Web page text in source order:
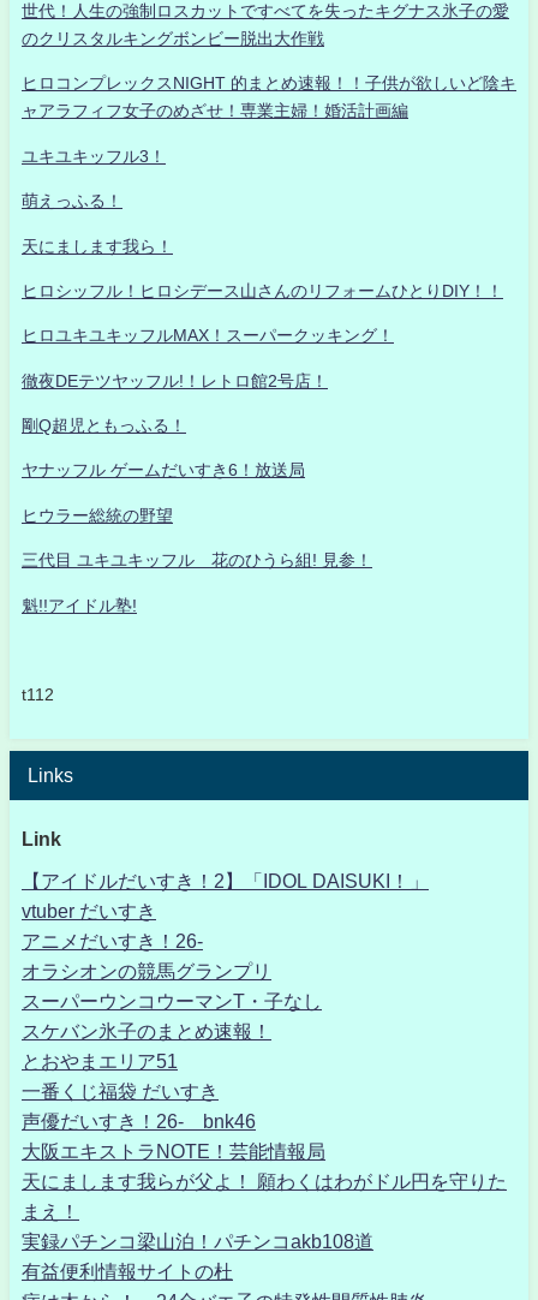
世代！人生の強制ロスカットですべてを失ったキグナス氷子の愛
のクリスタルキングボンビー脱出大作戦
ヒロコンプレックスNIGHT 的まとめ速報！！子供が欲しいど陰キ
ャアラフィフ女子のめざせ！専業主婦！婚活計画編
ユキユキッフル3！
萌えっふる！
天にまします我ら！
ヒロシッフル！ヒロシデース山さんのリフォームひとりDIY！！
ヒロユキユキッフルMAX！スーパークッキング！
徹夜DEテツヤッフル!！レトロ館2号店！
剛Q超児ともっふる！
ヤナッフル ゲームだいすき6！放送局
ヒウラー総統の野望
三代目 ユキユキッフル 花のひうら組! 見参！
魁!!アイドル塾!
t112
Links
Link
【アイドルだいすき！2】「IDOL DAISUKI！」
vtuber だいすき
アニメだいすき！26-
オラシオンの競馬グランプリ
スーパーウンコウーマンT・子なし
スケバン氷子のまとめ速報！
とおやまエリア51
一番くじ福袋 だいすき
声優だいすき！26- bnk46
大阪エキストラNOTE！芸能情報局
天にまします我らが父よ！ 願わくはわがドル円を守りた
まえ！
実録パチンコ梁山泊！パチンコakb108道
有益便利情報サイトの杜